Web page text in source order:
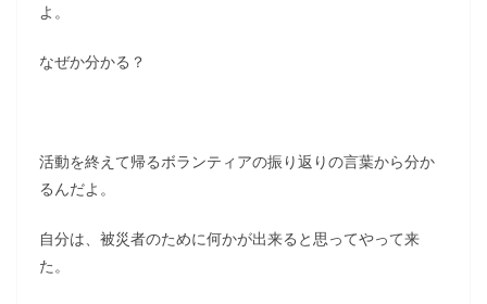
よ。
なぜか分かる？
活動を終えて帰るボランティアの振り返りの言葉から分か
るんだよ。
自分は、被災者のために何かが出来ると思ってやって来
た。